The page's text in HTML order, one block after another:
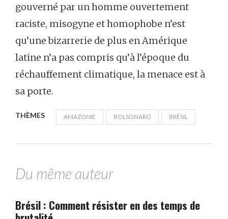
gouverné par un homme ouvertement
raciste, misogyne et homophobe n’est
qu’une bizarrerie de plus en Amérique
latine n’a pas compris qu’à l’époque du
réchauffement climatique, la menace est à
sa porte.
THÈMES AMAZONIE BOLSONARO BRÉSIL
Du même auteur
Brésil : Comment résister en des temps de